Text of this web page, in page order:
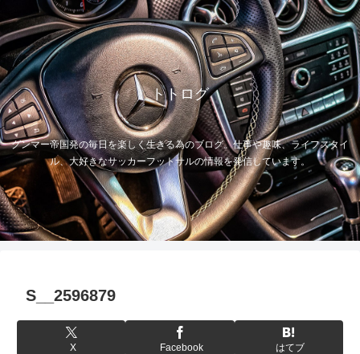
トトログ
グンマー帝国発の毎日を楽しく生きる為のブログ。仕事や趣味、ライフスタイ
ル、大好きなサッカーフットサルの情報を発信しています。
S__2596879
X Facebook はてブ